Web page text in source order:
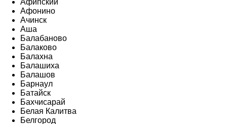
Афипский
Афонино
Ачинск
Аша
Балабаново
Балаково
Балахна
Балашиха
Балашов
Барнаул
Батайск
Бахчисарай
Белая Калитва
Белгород